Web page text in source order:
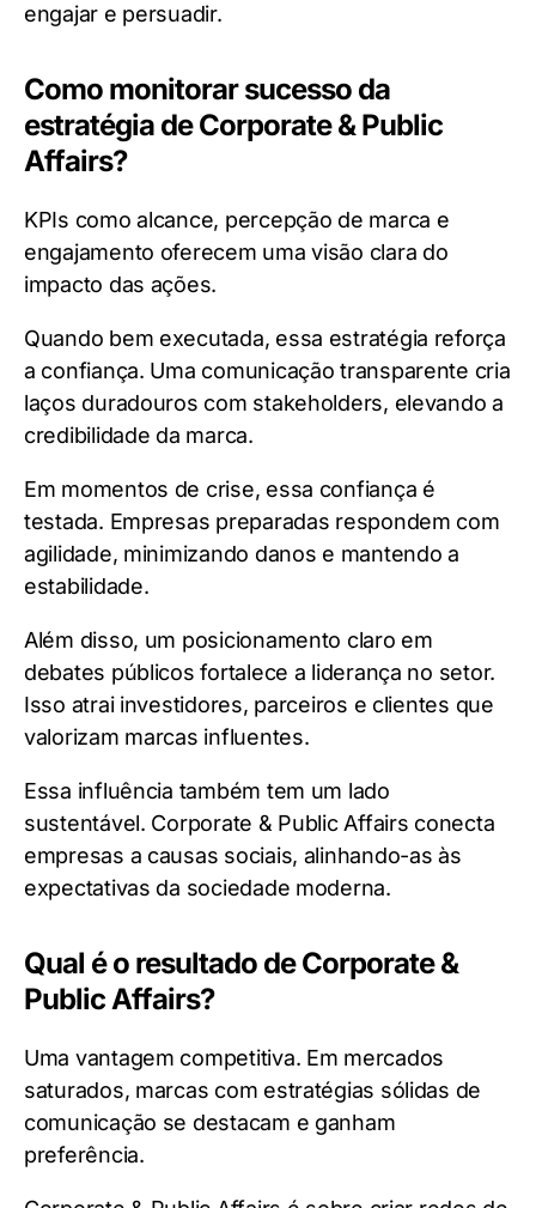
engajar e persuadir.
Como monitorar sucesso da
estratégia de Corporate & Public
Affairs?
KPIs como alcance, percepção de marca e
engajamento oferecem uma visão clara do
impacto das ações.
Quando bem executada, essa estratégia reforça
a confiança. Uma comunicação transparente cria
laços duradouros com stakeholders, elevando a
credibilidade da marca.
Em momentos de crise, essa confiança é
testada. Empresas preparadas respondem com
agilidade, minimizando danos e mantendo a
estabilidade.
Além disso, um posicionamento claro em
debates públicos fortalece a liderança no setor.
Isso atrai investidores, parceiros e clientes que
valorizam marcas influentes.
Essa influência também tem um lado
sustentável. Corporate & Public Affairs conecta
empresas a causas sociais, alinhando-as às
expectativas da sociedade moderna.
Qual é o resultado de Corporate &
Public Affairs?
Uma vantagem competitiva. Em mercados
saturados, marcas com estratégias sólidas de
comunicação se destacam e ganham
preferência.